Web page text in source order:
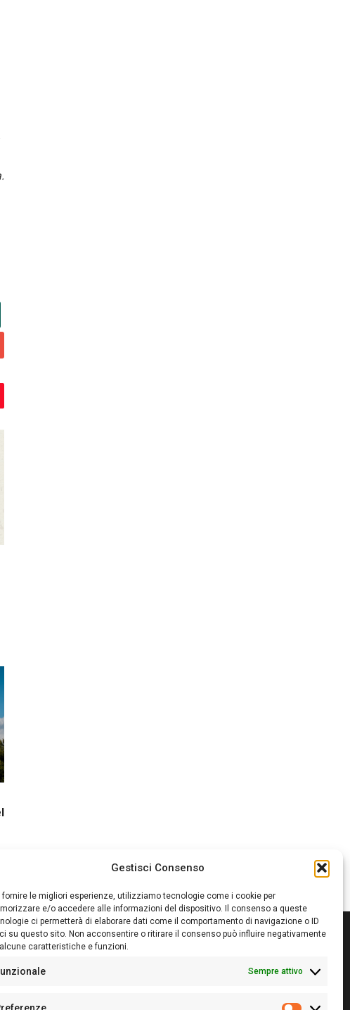
Gestisci Consenso
fornire le migliori esperienze, utilizziamo tecnologie come i cookie per
e/o accedere alle informazioni del dispositivo. Il consenso a queste
ci permetterà di elaborare dati come il comportamento di navigazione o ID
su questo sito. Non acconsentire o ritirare il consenso può influire negativamente
caratteristiche e funzioni.
Sempre attivo
Sede:
Partita IVA